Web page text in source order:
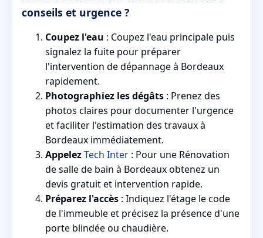
conseils et urgence ?
Coupez l'eau : Coupez l'eau principale puis
signalez la fuite pour préparer
l'intervention de dépannage à Bordeaux
rapidement.
Photographiez les dégâts : Prenez des
photos claires pour documenter l'urgence
et faciliter l'estimation des travaux à
Bordeaux immédiatement.
AppelezTech Inter : Pour une Rénovation
de salle de bain à Bordeaux obtenez un
devis gratuit et intervention rapide.
Préparez l'accès : Indiquez l'étage le code
de l'immeuble et précisez la présence d'une
porte blindée ou chaudière.